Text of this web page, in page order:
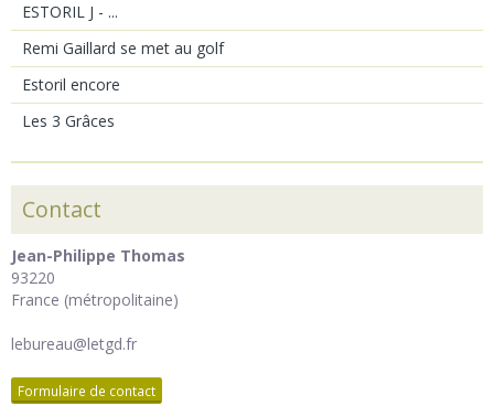
ESTORIL J - ...
Remi Gaillard se met au golf
Estoril encore
Les 3 Grâces
Contact
Jean-Philippe Thomas
93220
France (métropolitaine)
lebureau@letgd.fr
Formulaire de contact